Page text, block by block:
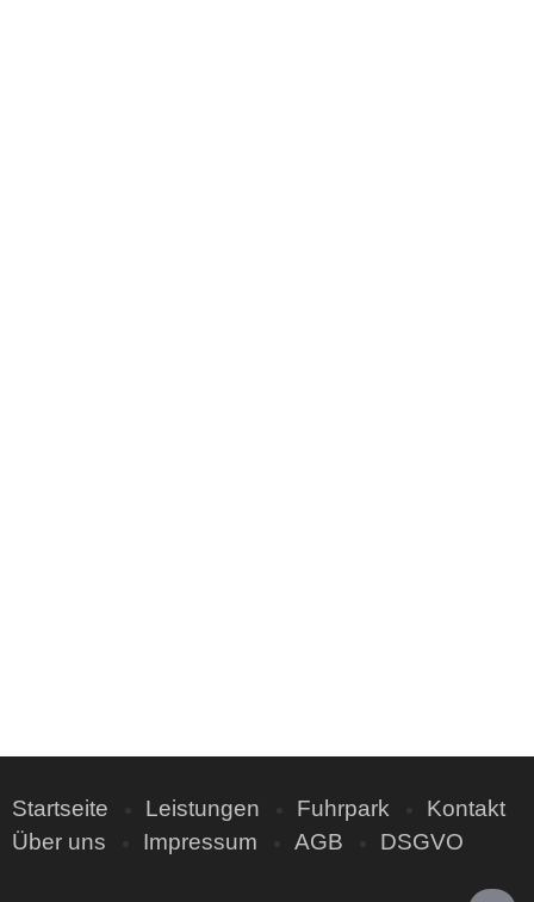
Startseite Leistungen Fuhrpark
Kontakt
Über uns
Impressum AGB DSGVO